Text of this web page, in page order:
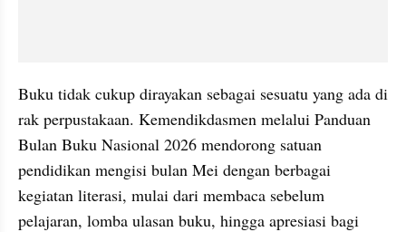
Buku tidak cukup dirayakan sebagai sesuatu yang ada di
rak perpustakaan. Kemendikdasmen melalui Panduan
Bulan Buku Nasional 2026 mendorong satuan
pendidikan mengisi bulan Mei dengan berbagai
kegiatan literasi, mulai dari membaca sebelum
pelajaran, lomba ulasan buku, hingga apresiasi bagi